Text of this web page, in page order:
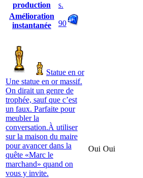
production
s.
Amélioration
instantanée
90
Statue en or
Une statue en or massif.
On dirait un genre de
trophée, sauf que c’est
un faux. Parfaite pour
meubler la
conversation.À utiliser
sur la maison du maire
pour avancer dans la
quête «Marc le
marchand» quand on
vous y invite.
Oui Oui